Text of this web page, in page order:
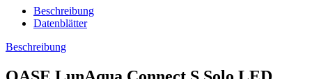
Beschreibung
Datenblätter
Beschreibung